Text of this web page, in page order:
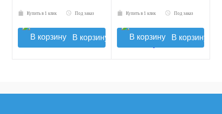
Купить в 1 клик Под заказ
В корзину
Купить в 1 клик Под заказ
В корзину